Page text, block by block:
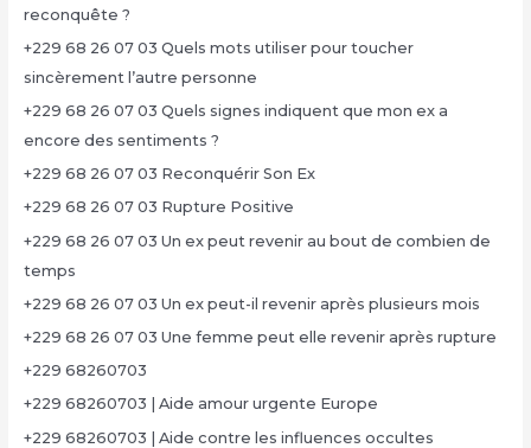
reconquête ?
+229 68 26 07 03 Quels mots utiliser pour toucher
sincèrement l’autre personne
+229 68 26 07 03 Quels signes indiquent que mon ex a
encore des sentiments ?
+229 68 26 07 03 Reconquérir Son Ex
+229 68 26 07 03 Rupture Positive
+229 68 26 07 03 Un ex peut revenir au bout de combien de
temps
+229 68 26 07 03 Un ex peut-il revenir après plusieurs mois
+229 68 26 07 03 Une femme peut elle revenir après rupture
+229 68260703
+229 68260703 | Aide amour urgente Europe
+229 68260703 | Aide contre les influences occultes